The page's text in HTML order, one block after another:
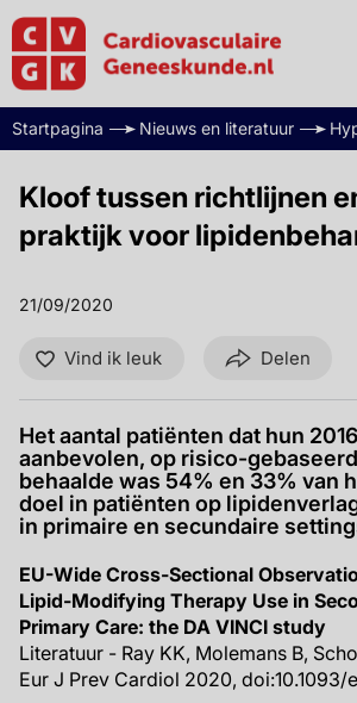
Startpagina Nieuws en literatuur
Kloof tussen richtlijnen
praktijk voor
21/09/2020
Vind ik leuk Delen
Het aantal patiënten dat hun
aanbevolen, op risico-
behaalde was 54% en 33% van
doel in patiënten op
in primaire en secundaire
EU-Wide Cross-Sectional
Lipid-Modifying Therapy Use in
Primary Care: the DA VINCI study
Literatuur - Ray KK, Molemans B,
Eur J Prev Cardiol 2020,